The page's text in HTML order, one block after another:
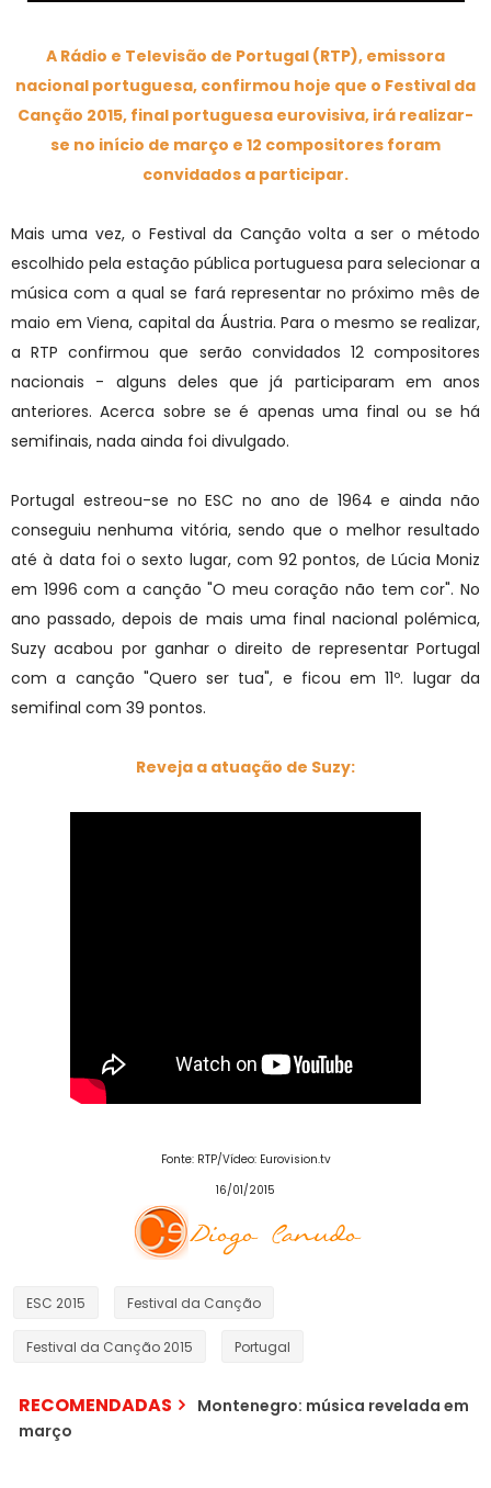
A Rádio e Televisão de Portugal (RTP), emissora
nacional portuguesa, confirmou hoje que o Festival da
Canção 2015, final portuguesa eurovisiva, irá realizar-
se no início de março e 12 compositores foram
convidados a participar.
Mais uma vez, o Festival da Canção volta a ser o método
escolhido pela estação pública portuguesa para selecionar a
música com a qual se fará representar no próximo mês de
maio em Viena, capital da Áustria. Para o mesmo se realizar,
a RTP confirmou que serão convidados 12 compositores
nacionais - alguns deles que já participaram em anos
anteriores. Acerca sobre se é apenas uma final ou se há
semifinais, nada ainda foi divulgado.
Portugal estreou-se no ESC no ano de 1964 e ainda não
conseguiu nenhuma vitória, sendo que o melhor resultado
até à data foi o sexto lugar, com 92 pontos, de Lúcia Moniz
em 1996 com a canção "O meu coração não tem cor". No
ano passado, depois de mais uma final nacional polémica,
Suzy acabou por ganhar o direito de representar Portugal
com a canção "Quero ser tua", e ficou em 11º. lugar da
semifinal com 39 pontos.
Reveja a atuação de Suzy:
Fonte: RTP/Vídeo: Eurovision.tv
16/01/2015
ESC 2015 Festival da Canção
Festival da Canção 2015 Portugal
RECOMENDADAS
Montenegro: música revelada em
março